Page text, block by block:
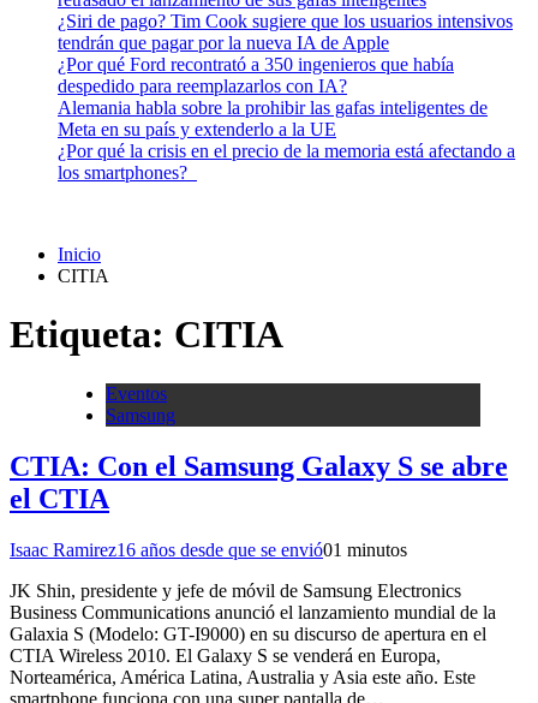
¿Siri de pago? Tim Cook sugiere que los usuarios intensivos
tendrán que pagar por la nueva IA de Apple
¿Por qué Ford recontrató a 350 ingenieros que había
despedido para reemplazarlos con IA?
Alemania habla sobre la prohibir las gafas inteligentes de
Meta en su país y extenderlo a la UE
¿Por qué la crisis en el precio de la memoria está afectando a
los smartphones?
Inicio
CITIA
Etiqueta: CITIA
Eventos
Samsung
CTIA: Con el Samsung Galaxy S se abre
el CTIA
Isaac Ramirez16 años desde que se envió01 minutos
JK Shin, presidente y jefe de móvil de Samsung Electronics
Business Communications anunció el lanzamiento mundial de la
Galaxia S (Modelo: GT-I9000) en su discurso de apertura en el
CTIA Wireless 2010. El Galaxy S se venderá en Europa,
Norteamérica, América Latina, Australia y Asia este año. Este
smartphone funciona con una super pantalla de…